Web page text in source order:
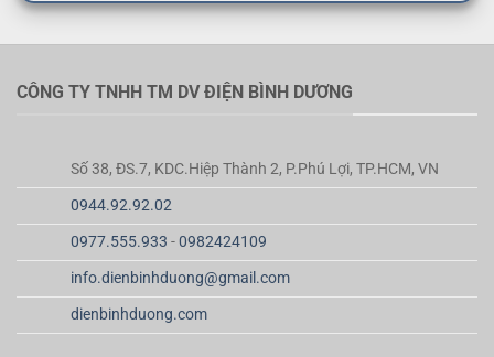
CÔNG TY TNHH TM DV ĐIỆN BÌNH DƯƠNG
Số 38, ĐS.7, KDC.Hiệp Thành 2, P.Phú Lợi, TP.HCM, VN
0944.92.92.02
0977.555.933 -0982424109
info.dienbinhduong@gmail.com
dienbinhduong.com